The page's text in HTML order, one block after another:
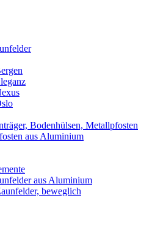
Bodenhülsen, Metallpfosten
aus Aluminium
aus Aluminium
beweglich